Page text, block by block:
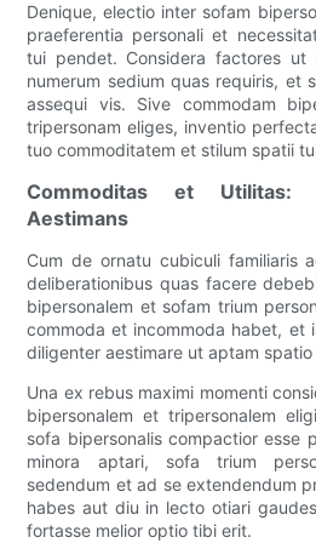
Denique, electio inter sofam
praeferentia personali et
tui pendet. Considera factores ut
numerum sedium quas requiris, et
assequi vis. Sive commodam
tripersonam eliges, inventio
tuo commoditatem et stilum spatii
Commoditas et Utilitas:
Aestimans
Cum de ornatu cubiculi familiaris
deliberationibus quas facere
bipersonalem et sofam trium
commoda et incommoda habet, et
diligenter aestimare ut aptam spatio
Una ex rebus maximi momenti
bipersonalem et tripersonalem
sofa bipersonalis compactior esse
minora aptari, sofa trium
sedendum et ad se extendendum
habes aut diu in lecto otiari
fortasse melior optio tibi erit.